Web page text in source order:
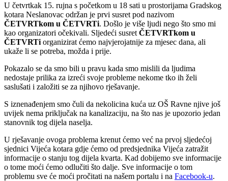
U četvrtkak 15. rujna s početkom u 18 sati u prostorijama Gradskog
kotara Neslanovac održan je prvi susret pod nazivom
ČETVRTkom u ČETVRTi. Došlo je više ljudi nego što smo mi
kao organizatori očekivali. Sljedeći susret ČETVRTkom u
ČETVRTi organizirat ćemo najvjerojatnije za mjesec dana, ali
ukaže li se potreba, možda i prije.
Pokazalo se da smo bili u pravu kada smo mislili da ljudima
nedostaje prilika za izreći svoje probleme nekome tko ih želi
saslušati i založiti se za njihovo rješavanje.
S iznenađenjem smo čuli da nekolicina kuća uz OŠ Ravne njive još
uvijek nema priključak na kanalizaciju, na što nas je upozorio jedan
stanovnik tog dijela naselja.
U rješavanje ovoga problema krenut ćemo već na prvoj sljedećoj
sjednici Vijeća kotara gdje ćemo od predsjednika Vijeća zatražit
informacije o stanju tog dijela kvarta. Kad dobijemo sve informacije
o tome moći ćemo odlučiti što dalje. Sve informacije o tom
problemu sve će moći pročitati na našem portalu i na Facebook-u.